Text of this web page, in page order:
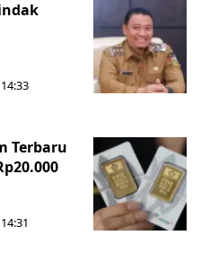
Terbaru